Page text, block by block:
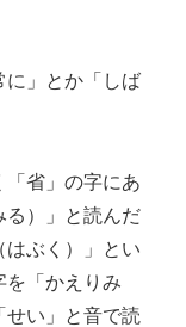
に」とか「しば
「省」の字にあ
る）」と読んだ
はぶく）」とい
を「かえりみ
せい」と音で読